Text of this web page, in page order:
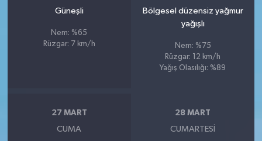
Güneşli
Nem: %65
Rüzgar: 7 km/h
Bölgesel düzensiz yağmur
yağışlı
Nem: %75
Rüzgar: 12 km/h
Yağış Olasılığı: %89
27 MART
CUMA
28 MART
CUMARTESI